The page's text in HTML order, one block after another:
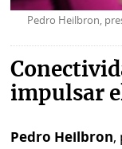
Pedro Heilbron,
impulsar
Pedro Heilbron,